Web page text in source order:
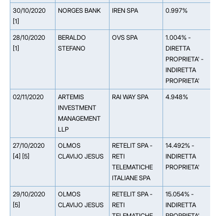
30/10/2020
[1]
NORGES BANK IREN SPA 0.997%
28/10/2020
[1]
BERALDO
STEFANO
OVS SPA
1.004% -
DIRETTA
PROPRIETA' -
INDIRETTA
PROPRIETA'
02/11/2020
ARTEMIS
INVESTMENT
MANAGEMENT
LLP
RAI WAY SPA 4.948%
27/10/2020
[4] [5]
OLMOS
CLAVIJO JESUS
RETELIT SPA -
RETI
TELEMATICHE
ITALIANE SPA
14.492% -
INDIRETTA
PROPRIETA'
29/10/2020
[5]
OLMOS
CLAVIJO JESUS
RETELIT SPA -
RETI
15.054% -
INDIRETTA